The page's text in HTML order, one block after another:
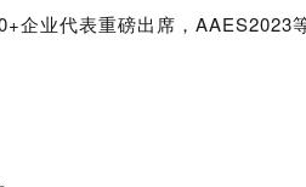
企业代表重磅出席，AAES2023